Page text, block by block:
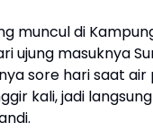
muncul di
ujung masuknya
sore hari saat air
kali, jadi